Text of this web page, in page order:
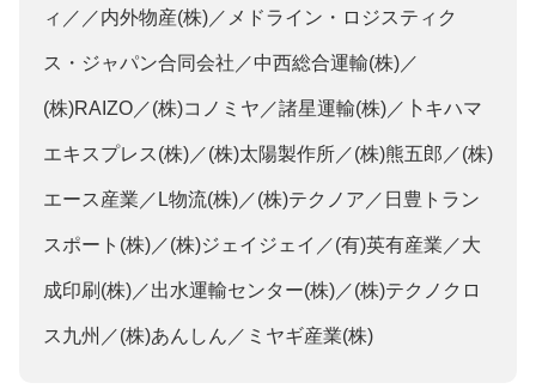
ィ／／内外物産(株)／メドライン・ロジスティク
ス・ジャパン合同会社／中西総合運輸(株)／
(株)RAIZO／(株)コノミヤ／諸星運輸(株)／卜キハマ
エキスプレス(株)／(株)太陽製作所／(株)熊五郎／(株)
エース産業／L物流(株)／(株)テクノア／日豊トラン
スポート(株)／(株)ジェイジェイ／(有)英有産業／大
成印刷(株)／出水運輸センター(株)／(株)テクノクロ
ス九州／(株)あんしん／ミヤギ産業(株)